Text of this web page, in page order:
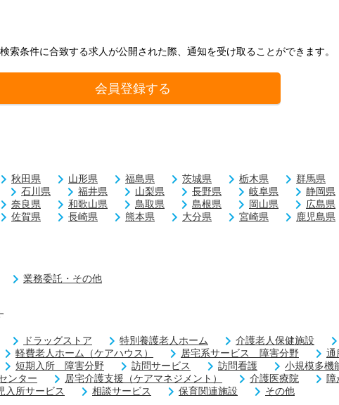
索条件に合致する求人が公開された際、通知を受け取ることができます。
会員登録する
秋田県 山形県 福島県 茨城県 栃木県 群馬県
石川県 福井県 山梨県 長野県 岐阜県 静岡県
奈良県 和歌山県 鳥取県 島根県 岡山県 広島県
佐賀県 長崎県 熊本県 大分県 宮崎県 鹿児島県
業務委託・その他
ドラッグストア 特別養護老人ホーム 介護老人保健施設
軽費老人ホーム（ケアハウス） 居宅系サービス 障害分野
通
短期入所 障害分野 訪問サービス 訪問看護
小規模多機
ンター 居宅介護支援（ケアマネジメント） 介護医療院
障
入所サービス 相談サービス 保育関連施設 その他